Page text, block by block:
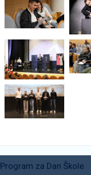
Program za Dan Škole